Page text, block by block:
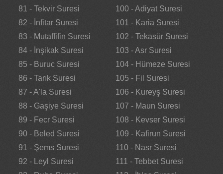
81 - Tekvir Suresi
82 - İnfitar Suresi
83 - Mutaffifin Suresi
84 - İnşikak Suresi
85 - Buruc Suresi
86 - Tarık Suresi
87 - A'la Suresi
88 - Gaşiye Suresi
89 - Fecr Suresi
90 - Beled Suresi
91 - Şems Suresi
92 - Leyl Suresi
100 - Adiyat Suresi
101 - Karia Suresi
102 - Tekasür Suresi
103 - Asr Suresi
104 - Hümeze Suresi
105 - Fil Suresi
106 - Kureyş Suresi
107 - Maun Suresi
108 - Kevser Suresi
109 - Kafirun Suresi
110 - Nasr Suresi
111 - Tebbet Suresi